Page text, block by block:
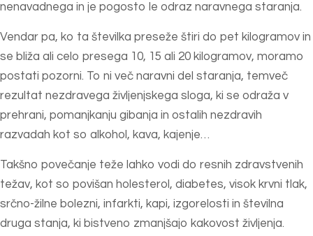
nenavadnega in je pogosto le odraz naravnega staranja.
Vendar pa, ko ta številka preseže štiri do pet kilogramov in
se bliža ali celo presega 10, 15 ali 20 kilogramov, moramo
postati pozorni. To ni več naravni del staranja, temveč
rezultat nezdravega življenjskega sloga, ki se odraža v
prehrani, pomanjkanju gibanja in ostalih nezdravih
razvadah kot so alkohol, kava, kajenje…
Takšno povečanje teže lahko vodi do resnih zdravstvenih
težav, kot so povišan holesterol, diabetes, visok krvni tlak,
srčno-žilne bolezni, infarkti, kapi, izgorelosti in številna
druga stanja, ki bistveno zmanjšajo kakovost življenja.